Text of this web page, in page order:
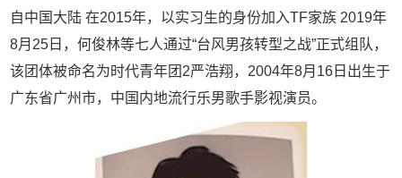
自中国大陆 在2015年，以实习生的身份加入TF家族 2019年
8月25日，何俊林等七人通过“台风男孩转型之战”正式组队，
该团体被命名为时代青年团2严浩翔，2004年8月16日出生于
广东省广州市，中国内地流行乐男歌手影视演员。